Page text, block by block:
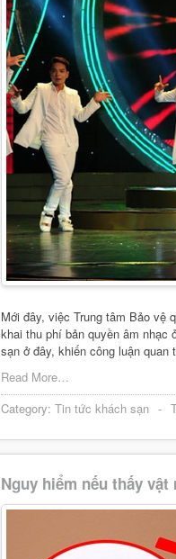
Mới đây, việc Trung tâm Bảo vệ
khai thu phí bản quyền âm nhạc
sạn ở đây, khiến công luận
Read More…
Category: Tin tức khách sạn -
Nguy hiểm nếu thấy